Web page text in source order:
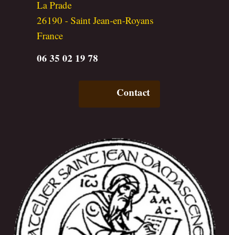
La Prade
26190 -Saint Jean-en-Royans
France
06 35 02 19 78
Contact